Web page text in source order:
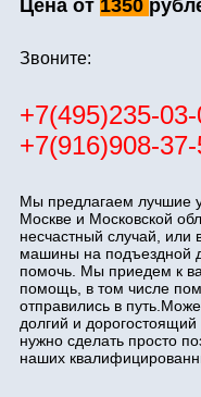
Цена от 1350
Звоните:
+7(495)235-
+7(916)908-
Мы предлагаем лучшие
Москве и Московской
несчастный случай, или
машины на подъездной
помочь. Мы приедем к
помощь, в том числе
отправились в
долгий и
нужно сделать просто
наших